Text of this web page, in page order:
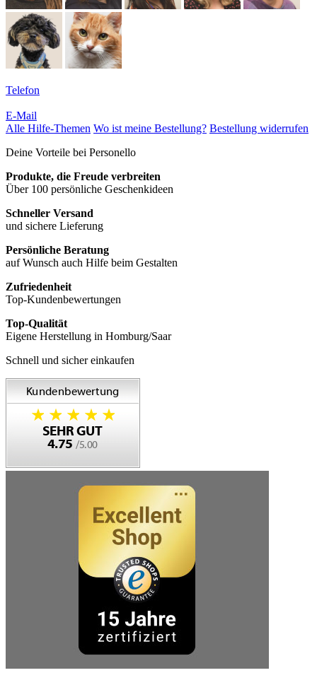
Telefon
E-Mail
Alle Hilfe-Themen Wo ist meine Bestellung? Bestellung widerrufen
Deine Vorteile bei Personello
Produkte, die Freude verbreiten
Über 100 persönliche Geschenkideen
Schneller Versand
und sichere Lieferung
Persönliche Beratung
auf Wunsch auch Hilfe beim Gestalten
Zufriedenheit
Top-Kundenbewertungen
Top-Qualität
Eigene Herstellung in Homburg/Saar
Schnell und sicher einkaufen